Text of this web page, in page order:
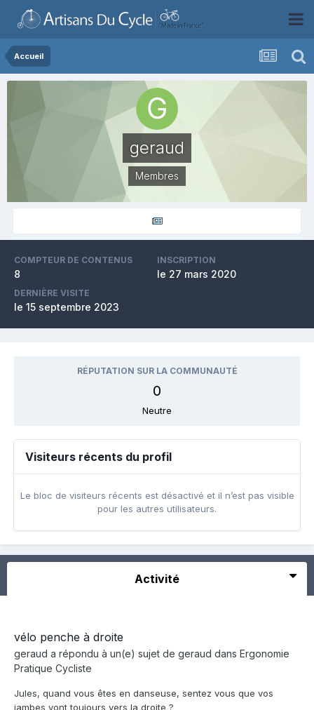
Accueil
geraud
Membres
COMPTEUR DE CONTENUS
8
INSCRIPTION
le 27 mars 2020
DERNIÈRE VISITE
le 15 septembre 2023
RÉPUTATION SUR LA COMMUNAUTÉ
0
Neutre
Visiteurs récents du profil
Le bloc de visiteurs récents est désactivé et il n’est pas visible
pour les autres utilisateurs.
Activité
vélo penche à droite
geraud a répondu à un(e) sujet de geraud dans Ergonomie
Pratique Cycliste
Jules, quand vous êtes en danseuse, sentez vous que vos
jambes vont toujours vers la droite ?